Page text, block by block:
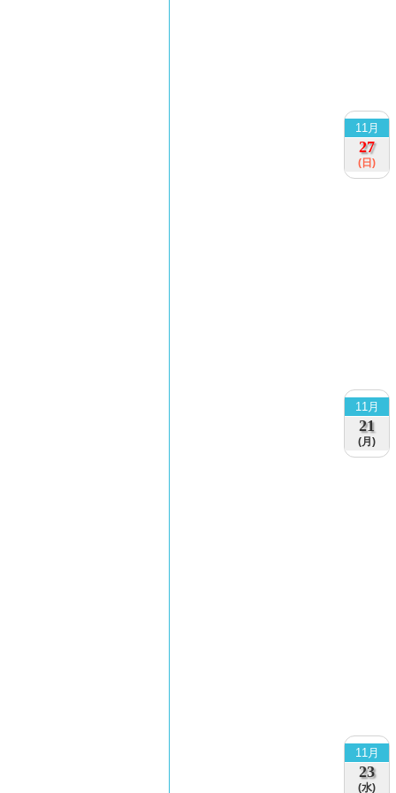
11月
27
(日)
11月
21
(月)
11月
23
(水)